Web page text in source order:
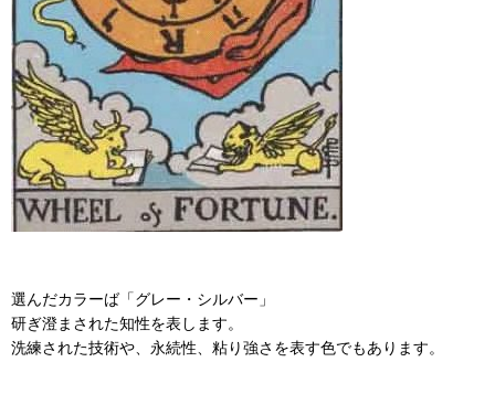
選んだカラーば「グレー・シルバー」
研ぎ澄まされた知性を表します。
洗練された技術や、永続性、粘り強さを表す色でもあります。